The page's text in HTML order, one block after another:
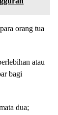
orang tua
atau
bagi
dua;